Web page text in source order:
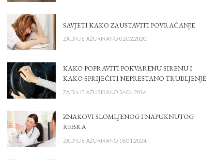
SAVJETI KAKO ZAUSTAVITI POVRAĆANJE
ZADNJE AŽURIRANO 02.02.2020.
KAKO POPRAVITI POKVARENU SIRENU I
KAKO SPRIJEČITI NEPRESTANO TRUBLJENJE
ZADNJE AŽURIRANO 26.04.2016.
ZNAKOVI SLOMLJENOG I NAPUKNUTOG
REBRA
ZADNJE AŽURIRANO 18.01.2024.